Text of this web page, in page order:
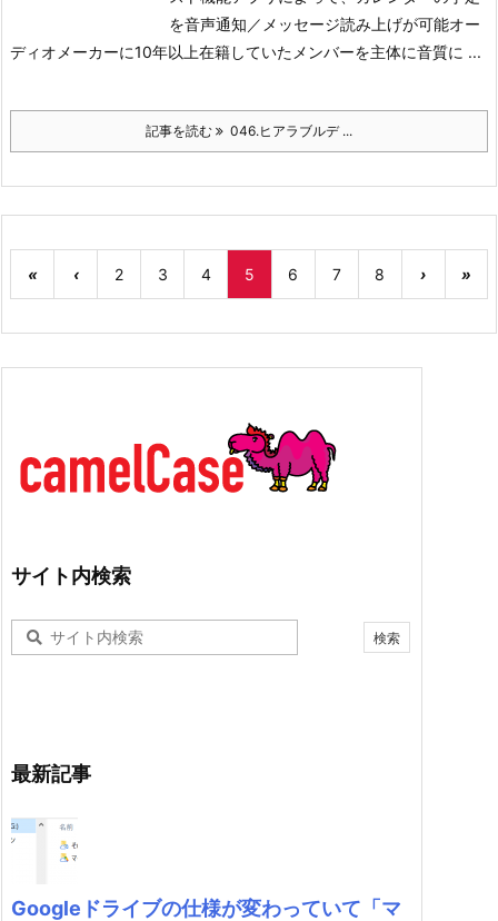
を音声通知／メッセージ読み上げが可能オー
ディオメーカーに10年以上在籍していたメンバーを主体に音質に ...
記事を読む 046.ヒアラブルデ ...
« ‹ 2 3 4 5 6 7 8 › »
サイト内検索
最新記事
Googleドライブの仕様が変わっていて「マ